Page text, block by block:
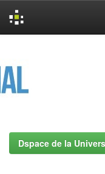
Dspace de la